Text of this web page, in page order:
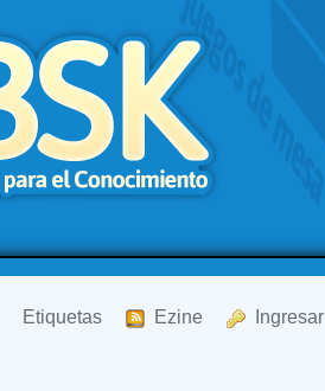
Etiquetas Ezine Ingresar